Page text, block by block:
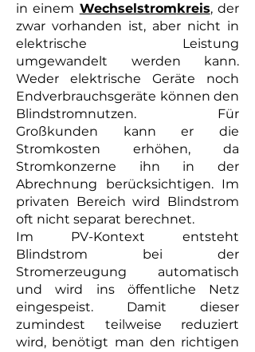
in einem Wechselstromkreis, der
zwar vorhanden ist, aber nicht in
elektrische Leistung
umgewandelt werden kann.
Weder elektrische Geräte noch
Endverbrauchsgeräte können den
Blindstromnutzen. Für
Großkunden kann er die
Stromkosten erhöhen, da
Stromkonzerne ihn in der
Abrechnung berücksichtigen. Im
privaten Bereich wird Blindstrom
oft nicht separat berechnet.
Im PV-Kontext entsteht
Blindstrom bei der
Stromerzeugung automatisch
und wird ins öffentliche Netz
eingespeist. Damit dieser
zumindest teilweise reduziert
wird, benötigt man den richtigen